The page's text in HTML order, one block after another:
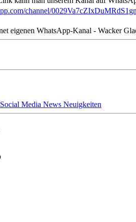
channel/
Social Media News Neuigkeiten